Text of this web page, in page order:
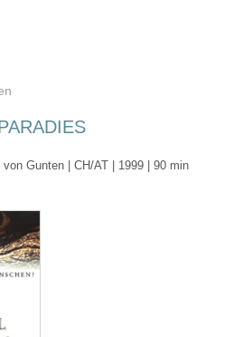
Gunten | CH/AT | 1999 | 90 min